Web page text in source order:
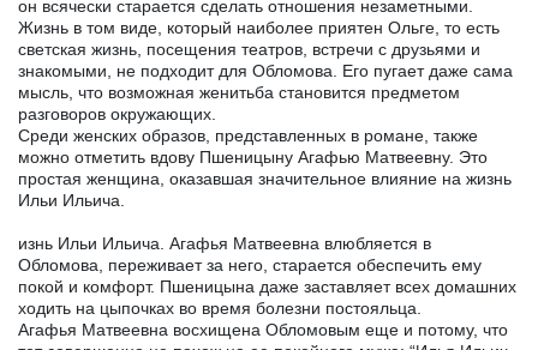
он всячески старается сделать отношения незаметными.
Жизнь в том виде, который наиболее приятен Ольге, то есть
светская жизнь, посещения театров, встречи с друзьями и
знакомыми, не подходит для Обломова. Его пугает даже сама
мысль, что возможная женитьба становится предметом
разговоров окружающих.
Среди женских образов, представленных в романе, также
можно отметить вдову Пшеницыну Агафью Матвеевну. Это
простая женщина, оказавшая значительное влияние на жизнь
Ильи Ильича.
изнь Ильи Ильича. Агафья Матвеевна влюбляется в
Обломова, переживает за него, старается обеспечить ему
покой и комфорт. Пшеницына даже заставляет всех домашних
ходить на цыпочках во время болезни постояльца.
Агафья Матвеевна восхищена Обломовым еще и потому, что